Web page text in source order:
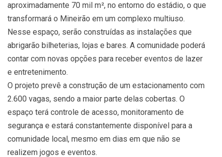
aproximadamente 70 mil m², no entorno do estádio, o que
transformará o Mineirão em um complexo multiuso.
Nesse espaço, serão construídas as instalações que
abrigarão bilheterias, lojas e bares. A comunidade poderá
contar com novas opções para receber eventos de lazer
e entretenimento.
O projeto prevê a construção de um estacionamento com
2.600 vagas, sendo a maior parte delas cobertas. O
espaço terá controle de acesso, monitoramento de
segurança e estará constantemente disponível para a
comunidade local, mesmo em dias em que não se
realizem jogos e eventos.